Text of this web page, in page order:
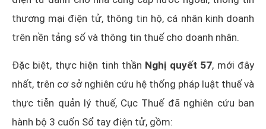
thương mại điện tử, thông tin hộ, cá nhân kinh doanh
trên nền tảng số và thông tin thuế cho doanh nhân.
Đặc biệt, thực hiện tinh thần Nghị quyết 57, mới đây
nhất, trên cơ sở nghiên cứu hệ thống pháp luật thuế và
thực tiễn quản lý thuế, Cục Thuế đã nghiên cứu ban
hành bộ 3 cuốn Sổ tay điện tử, gồm: